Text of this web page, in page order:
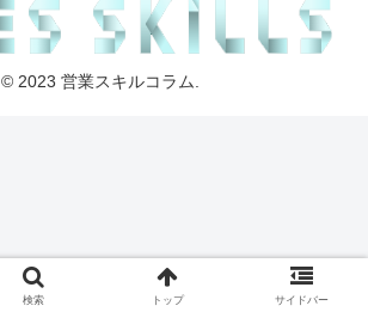
© 2023 営業スキルコラム.
検索 トップ サイドバー